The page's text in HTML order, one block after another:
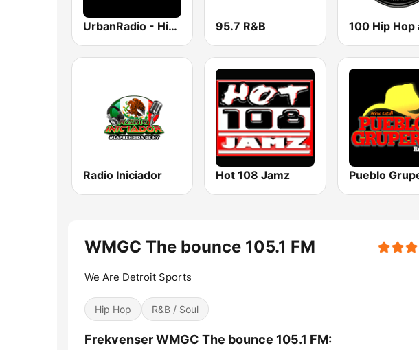
UrbanRadio - Hip Hop & RnB 95.7 R&B
Radio Iniciador Hot 108 Jamz
WMGC The bounce 105.1 FM
We Are Detroit Sports
Hip Hop R&B / Soul
Frekvenser WMGC The bounce 105.1 FM: